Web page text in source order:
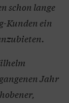
schon lange
Kunden ein
Jahr